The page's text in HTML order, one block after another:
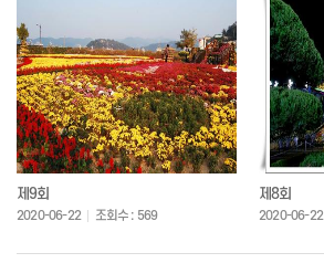
제9회
2020-06-22 조회수 : 569
제8회
2020-06-22